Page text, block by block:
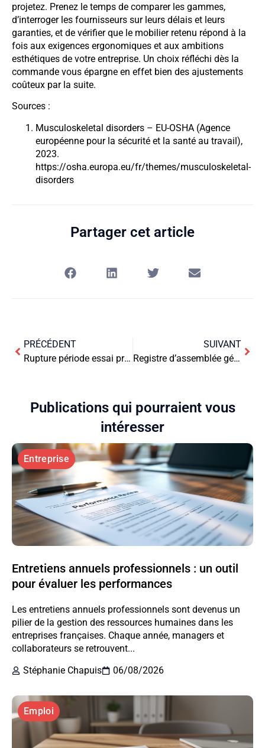
projetez. Prenez le temps de comparer les gammes,
d’interroger les fournisseurs sur leurs délais et leurs
garanties, et de vérifier que le mobilier retenu répond à la
fois aux exigences ergonomiques et aux ambitions
esthétiques de votre entreprise. Un choix réfléchi dès la
commande vous épargne en effet bien des ajustements
coûteux par la suite.
Sources :
Musculoskeletal disorders – EU-OSHA (Agence
européenne pour la sécurité et la santé au travail),
2023.
https://osha.europa.eu/fr/themes/musculoskeletal-
disorders
Partager cet article
PRÉCÉDENT
Rupture période essai préavis : guide des bonnes pratiques
SUIVANT
Registre d’assemblée générale dématérialisé : valeur légale et conformité
Publications qui pourraient vous
intéresser
Entreprise
Entretiens annuels professionnels : un outil
pour évaluer les performances
Les entretiens annuels professionnels sont devenus un
pilier de la gestion des ressources humaines dans les
entreprises françaises. Chaque année, managers et
collaborateurs se retrouvent...
Stéphanie Chapuis
06/08/2026
Emploi